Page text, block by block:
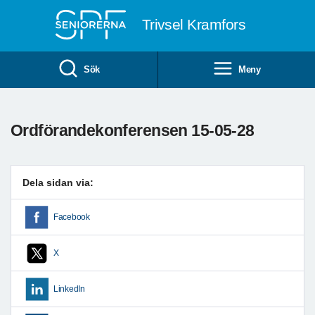
Trivsel Kramfors
Sök Meny
Ordförandekonferensen 15-05-28
Dela sidan via:
Facebook
X
LinkedIn